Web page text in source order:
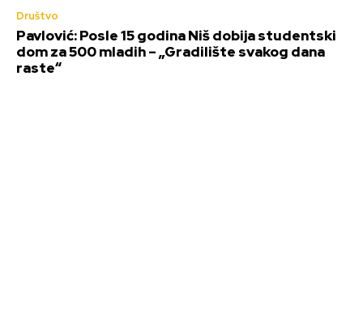
Društvo
Pavlović: Posle 15 godina Niš dobija studentski
dom za 500 mladih – „Gradilište svakog dana
raste“